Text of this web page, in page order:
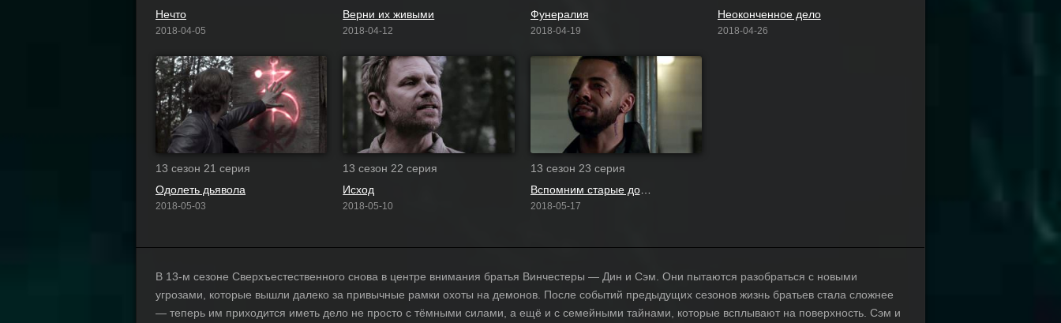
Нечто
2018-04-05
Верни их живыми
2018-04-12
Фунералия
2018-04-19
Неоконченное дело
2018-04-26
13 сезон 21 серия
Одолеть дьявола
2018-05-03
13 сезон 22 серия
Исход
2018-05-10
13 сезон 23 серия
Вспомним старые добрые времена
2018-05-17
В 13-м сезоне Сверхъестественного снова в центре внимания братья Винчестеры — Дин и Сэм. Они пытаются разобраться с новыми
угрозами, которые вышли далеко за привычные рамки охоты на демонов. После событий предыдущих сезонов жизнь братьев стала сложнее
— теперь им приходится иметь дело не просто с тёмными силами, а ещё и с семейными тайнами, которые всплывают на поверхность. Сэм и